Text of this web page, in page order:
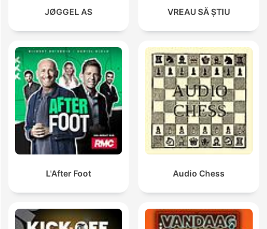
JØGGEL AS VREAU SĂ ȘTIU
L'After Foot Audio Chess